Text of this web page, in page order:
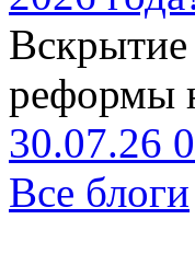
реформы
30.07.26
Все блоги